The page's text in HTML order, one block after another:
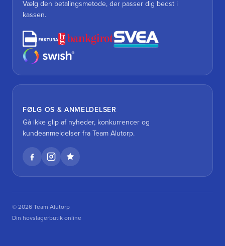
Vælg den betalingsmetode, der passer dig bedst i
kassen.
FØLG OS & ANMELDELSER
Gå ikke glip af nyheder, konkurrencer og
kundeanmeldelser fra Team Alutorp.
© 2026 Team Alutorp
Din hovslagerbutik online